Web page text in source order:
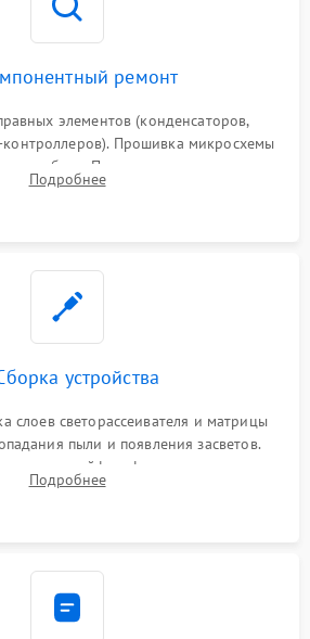
ремонт
элементов (конденсаторов,
Прошивка микросхемы
сбоях. При поломке подсветки —
и замена выгоревших светодиодов.
Подробнее
устройства
слоев светорассеивателя и матрицы
пыли и появления засветов.
шлейфов, фиксация плат и
пластикового корпуса монитора.
Подробнее